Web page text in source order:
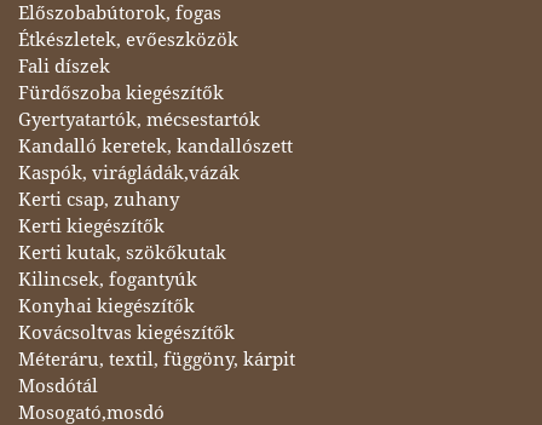
Előszobabútorok, fogas
Étkészletek, evőeszközök
Fali díszek
Fürdőszoba kiegészítők
Gyertyatartók, mécsestartók
Kandalló keretek, kandallószett
Kaspók, virágládák,vázák
Kerti csap, zuhany
Kerti kiegészítők
Kerti kutak, szökőkutak
Kilincsek, fogantyúk
Konyhai kiegészítők
Kovácsoltvas kiegészítők
Méteráru, textil, függöny, kárpit
Mosdótál
Mosogató,mosdó